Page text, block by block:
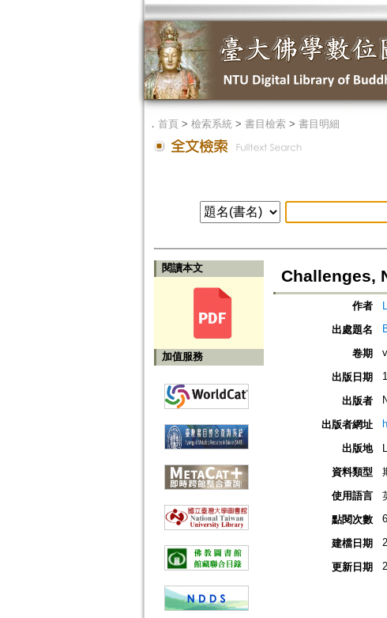
． 首頁> 檢索系統> 書目檢索> 書目明細
閱讀本文
加值服務
Challenges,
作者
出處題名
卷期
出版日期
出版者
出版者網址
出版地
資料類型
使用語言
點閱次數
建檔日期
更新日期